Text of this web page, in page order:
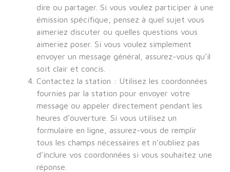
dire ou partager. Si vous voulez participer à une
émission spécifique, pensez à quel sujet vous
aimeriez discuter ou quelles questions vous
aimeriez poser. Si vous voulez simplement
envoyer un message général, assurez-vous qu’il
soit clair et concis.
Contactez la station : Utilisez les coordonnées
fournies par la station pour envoyer votre
message ou appeler directement pendant les
heures d’ouverture. Si vous utilisez un
formulaire en ligne, assurez-vous de remplir
tous les champs nécessaires et n’oubliez pas
d’inclure vos coordonnées si vous souhaitez une
réponse.